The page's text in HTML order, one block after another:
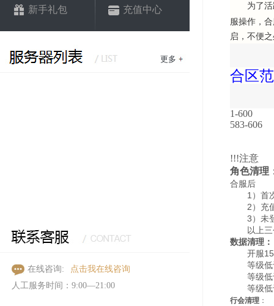
新手礼包 充值中心
更多
在线咨询: 点击我在线咨询
人工服务时间：9:00—21:00
为了活跃
服操作，
启，不便
合区
1-600
583-606
!!!注意
角色清理
合服后
1）首次
2）充值
3）未登
以上三个
数据清理：
开服15
等级低
等级低
等级低
行会清理 ：